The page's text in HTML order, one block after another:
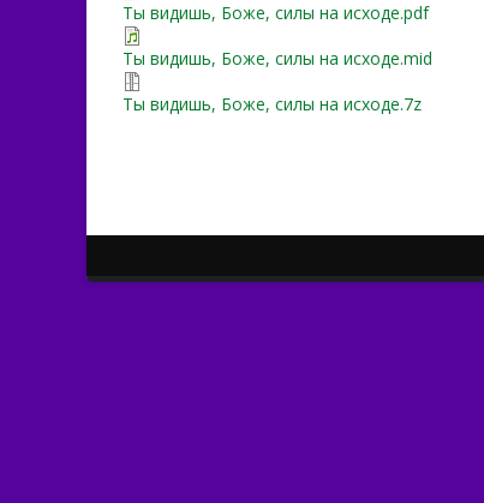
Ты видишь, Боже, силы на исходе.pdf
Ты видишь, Боже, силы на исходе.mid
Ты видишь, Боже, силы на исходе.7z